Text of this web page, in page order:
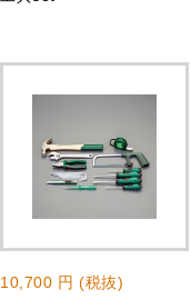
10,700 円 (税抜)